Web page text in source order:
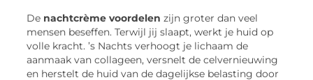
De nachtcrème voordelen zijn groter dan veel
mensen beseffen. Terwijl jij slaapt, werkt je huid op
volle kracht. ’s Nachts verhoogt je lichaam de
aanmaak van collageen, versnelt de celvernieuwing
en herstelt de huid van de dagelijkse belasting door